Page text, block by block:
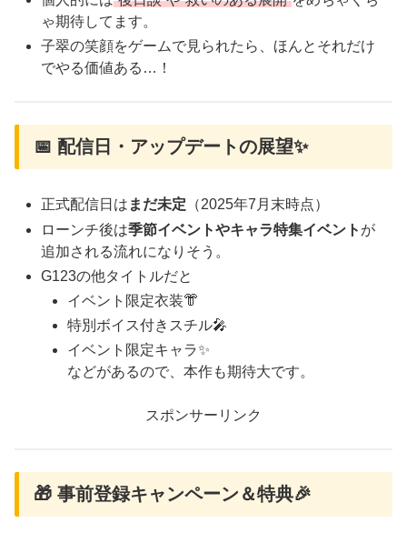
ゃ期待してます。
子翠の笑顔をゲームで見られたら、ほんとそれだけ
でやる価値ある…！
📅 配信日・アップデートの展望✨
正式配信日は まだ未定 （2025年7月末時点）
ローンチ後は季節イベントやキャラ特集イベント が
追加される流れになりそう。
G123の他タイトルだと
イベント限定衣装👘
特別ボイス付きスチル🎤
イベント限定キャラ✨
などがあるので、本作も期待大です。
スポンサーリンク
🎁 事前登録キャンペーン＆特典🎉